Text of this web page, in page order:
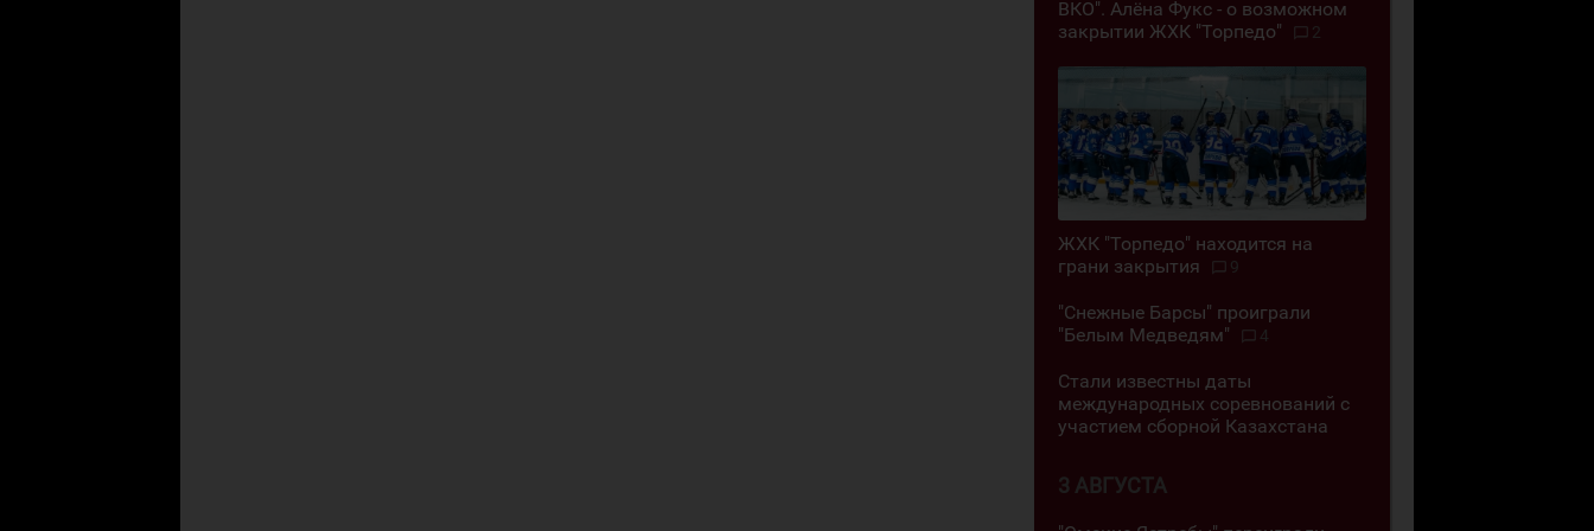
ВКО". Алёна Фукс - о возможном
закрытии ЖХК "Торпедо"
2
ЖХК "Торпедо" находится на
грани закрытия
9
"Снежные Барсы" проиграли
"Белым Медведям"
4
Стали известны даты
международных соревнований с
участием сборной Казахстана
3 АВГУСТА